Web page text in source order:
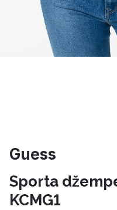
Guess
Sporta
KCMG1